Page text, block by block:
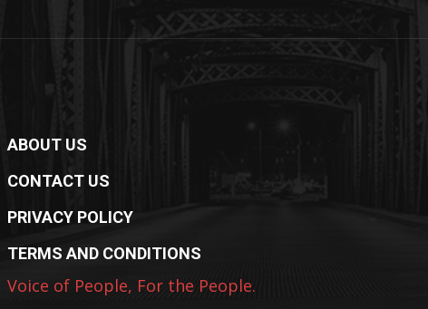
ABOUT US
CONTACT US
PRIVACY POLICY
TERMS AND CONDITIONS
Voice of People, For the People.